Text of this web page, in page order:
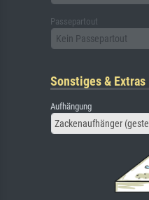
Passepartout
Kein Passepartout
Sonstiges & Extras
Aufhängung
Zackenaufhänger